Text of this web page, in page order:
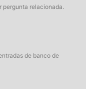
pergunta relacionada.
de banco de